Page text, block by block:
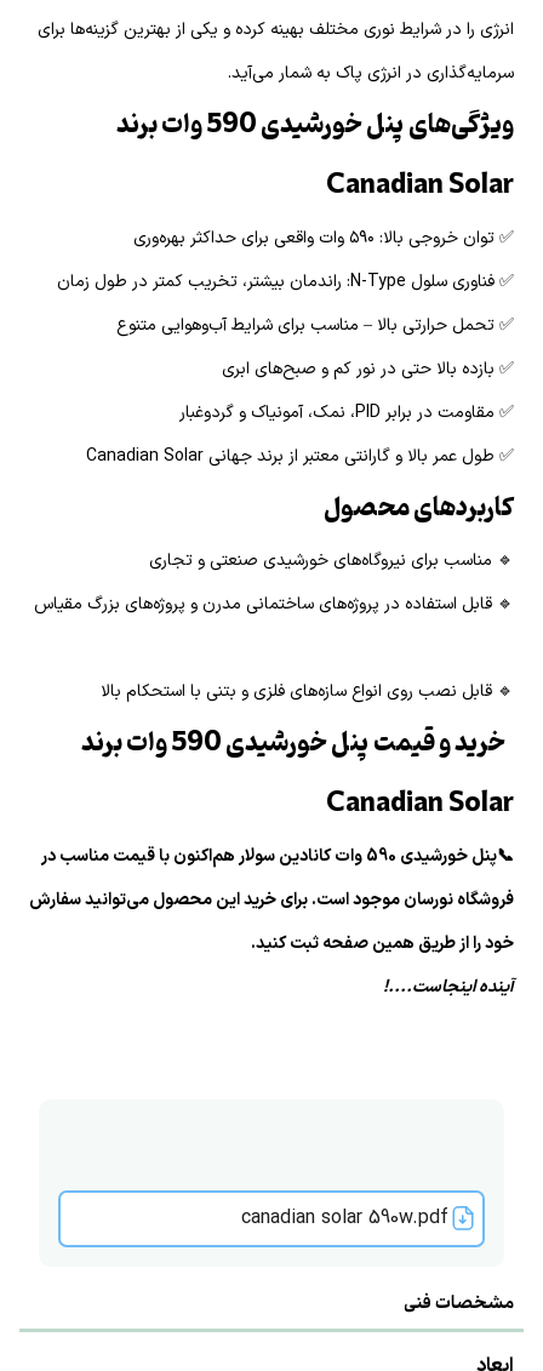
انرژی را در شرایط نوری مختلف بهینه کرده و یکی از بهترین گزینه‌ها برای
سرمایه‌گذاری در انرژی پاک به شمار می‌آید.
ویژگی‌های پنل خورشیدی 590 وات برند
Canadian Solar
✅ توان خروجی بالا: ۵۹۰ وات واقعی برای حداکثر بهره‌وری
✅ فناوری سلول N-Type: راندمان بیشتر، تخریب کمتر در طول زمان
✅ تحمل حرارتی بالا – مناسب برای شرایط آب‌وهوایی متنوع
✅ بازده بالا حتی در نور کم و صبح‌های ابری
✅ مقاومت در برابر PID، نمک، آمونیاک و گردوغبار
✅ طول عمر بالا و گارانتی معتبر از برند جهانی Canadian Solar
کاربردهای محصول
🔹 مناسب برای نیروگاه‌های خورشیدی صنعتی و تجاری
🔹 قابل استفاده در پروژه‌های ساختمانی مدرن و پروژه‌های بزرگ مقیاس
🔹 قابل نصب روی انواع سازه‌های فلزی و بتنی با استحکام بالا
خرید و قیمت پنل خورشیدی 590 وات برند
Canadian Solar
📞پنل خورشیدی 590 وات کانادین سولار هم‌اکنون با قیمت مناسب در
فروشگاه نورسان موجود است. برای خرید این محصول می‌توانید سفارش
خود را از طریق همین صفحه ثبت کنید.
آینده اینجاست....!
canadian solar 590w.pdf
مشخصات فنی